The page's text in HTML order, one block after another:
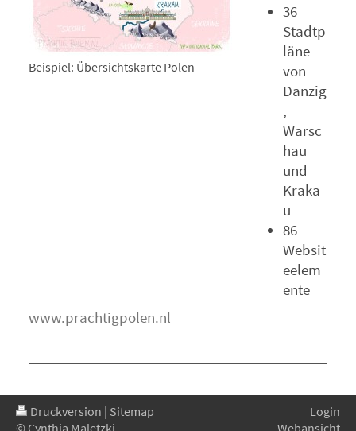
Beispiel: Übersichtskarte Polen
36
Stadtp
läne
von
Danzig
,
Warsc
hau
und
Kraka
u
86
Websit
eelem
ente
www.prachtigpolen.nl
Druckversion | Sitemap
Login